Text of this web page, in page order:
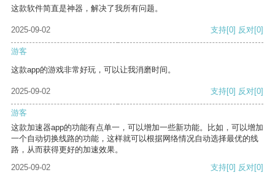
这款软件简直是神器，解决了我所有问题。
2025-09-02 支持[0] 反对[0]
游客
这款app的游戏非常好玩，可以让我消磨时间。
2025-09-02 支持[0] 反对[0]
游客
这款加速器app的功能有点单一，可以增加一些新功能。比如，可以增加
一个自动切换线路的功能，这样就可以根据网络情况自动选择最优的线
路，从而获得更好的加速效果。
2025-09-02
支持[0] 反对[0]